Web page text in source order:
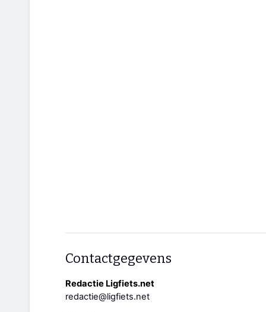
Contactgegevens
Redactie Ligfiets.net
redactie@ligfiets.net